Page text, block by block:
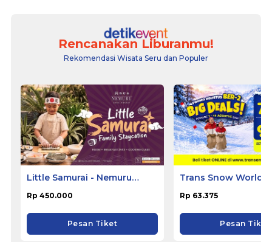
Rencanakan Liburanmu!
Rekomendasi Wisata Seru dan Populer
Little Samurai - Nemuru
Rp 450.000
Pesan Tiket
Trans Snow World
Rp 63.375
Pesan Tiket